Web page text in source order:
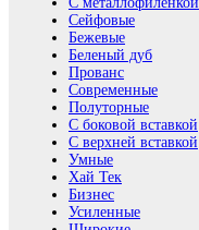
Сейфовые
Бежевые
Беленый дуб
Прованс
Современные
Полуторные
С боковой вставкой
С верхней вставкой
Умные
Хай Тек
Бизнес
Усиленные